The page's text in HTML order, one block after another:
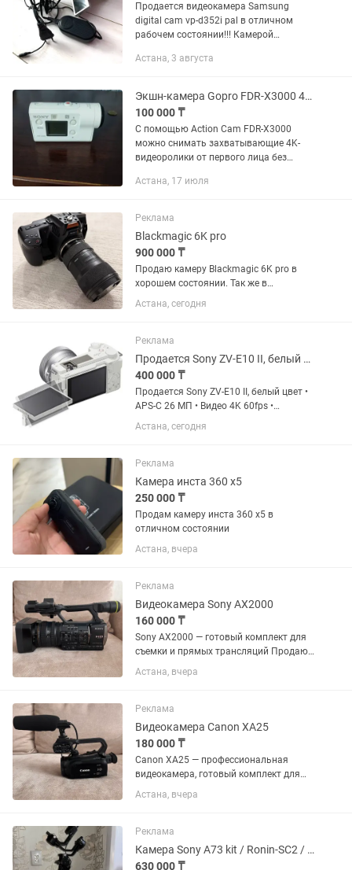
Продается видеокамера Samsung
digital cam vp-d352i pal в отличном
рабочем состоянии!!! Камерой
Аккумулятор рабочий, заряд держит
Видеокамера очень...
Астана, 3 августа
Экшн-камера Gopro FDR-X3000 4K с Wi-Fi и GPS
100 000 ₸
С помощью Action Cam FDR-X3000
можно снимать захватывающие 4K-
видеоролики от первого лица без
усовершенствованной системе
Optical...
Астана, 17 июля
Реклама
Blackmagic 6K pro
900 000 ₸
Продаю камеру Blackmagic 6K pro в
хорошем состоянии. Так же в
комплекте отдам 4 объектива дорогих
Sirui Jupiter 35 mm, sigma 18-35, lens
работает, никаких...
Астана, сегодня
Реклама
Продается Sony ZV-E10 II, белый цвет
400 000 ₸
Продается Sony ZV-E10 II, белый цвет •
APS-C 26 МП • Видео 4K 60fps •
Быстрый автофокус с распознаванием
глаз • Поворотный сенсорный экран •
и съемки...
Астана, сегодня
Реклама
Камера инста 360 х5
250 000 ₸
Продам камеру инста 360 х5 в
отличном состоянии
Астана, вчера
Реклама
Видеокамера Sony AX2000
160 000 ₸
Sony AX2000 — готовый комплект для
съемки и прямых трансляций Продаю
профессиональную видеокамеру Sony
AX2000. Состояние идеальное. Камера
полностью исправна, никаких...
Астана, вчера
Реклама
Видеокамера Canon XA25
180 000 ₸
Canon XA25 — профессиональная
видеокамера, готовый комплект для
съемки и трансляций Продаю
профессиональную видеокамеру
состоянии, использовалась очень
бережно....
Астана, вчера
Реклама
Камера Sony A73 kit / Ronin-SC2 / Штатив / Чистый звук
630 000 ₸